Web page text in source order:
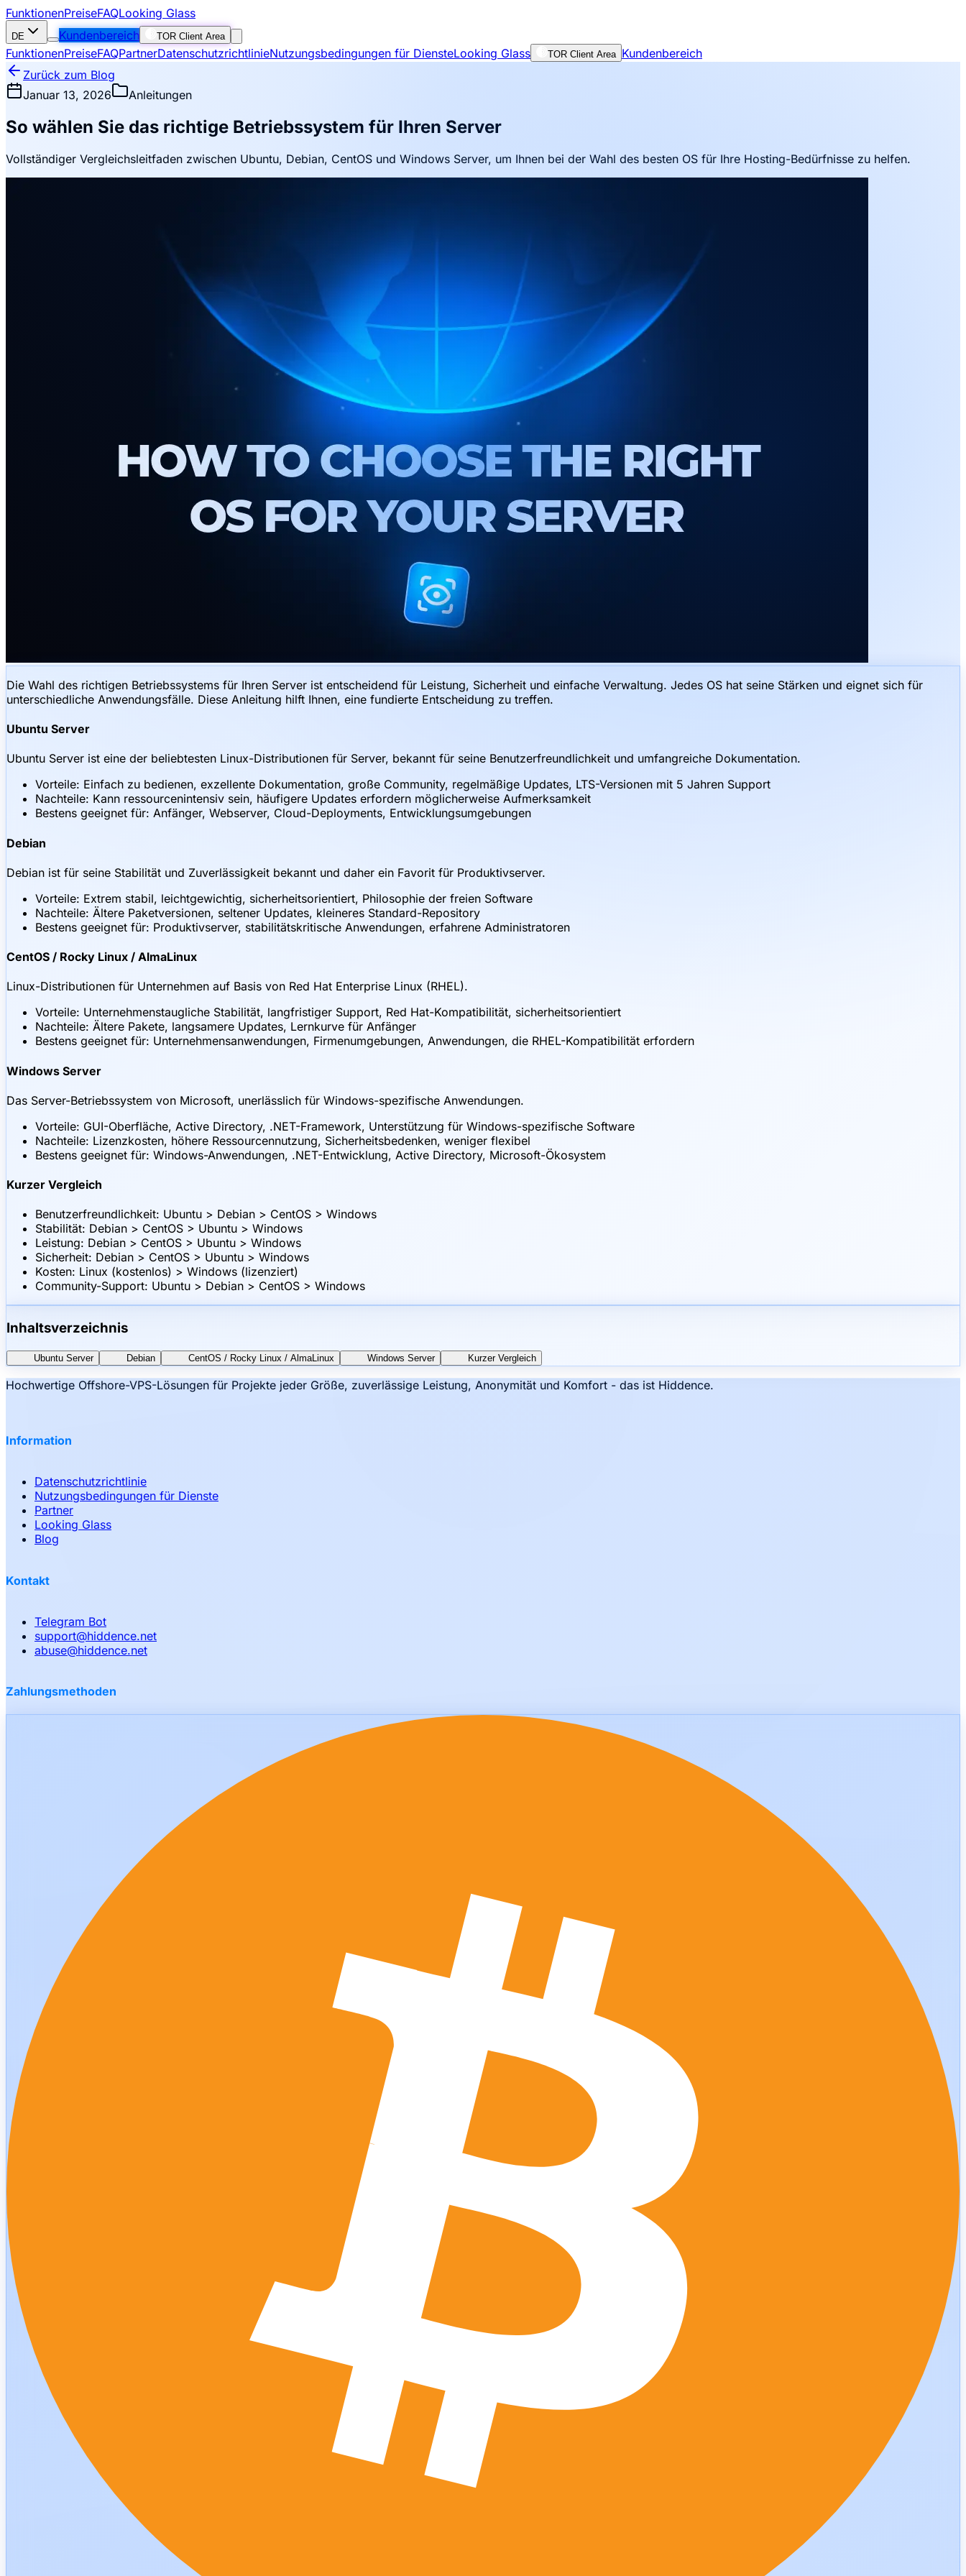
FunktionenPreiseFAQLooking Glass
DE Kundenbereich TOR Client Area
FunktionenPreiseFAQPartnerDatenschutzrichtlinieNutzungsbedingungen für DiensteLooking Glass TOR Client Area Kundenbereich
Zurück zum Blog
Januar 13, 2026
Anleitungen
So wählen Sie das richtige Betriebssystem für Ihren Server
Vollständiger Vergleichsleitfaden zwischen Ubuntu, Debian, CentOS und Windows Server, um Ihnen bei der Wahl des besten OS für Ihre Hosting-Bedürfnisse zu helfen.
Die Wahl des richtigen Betriebssystems für Ihren Server ist entscheidend für Leistung, Sicherheit und einfache Verwaltung. Jedes OS hat seine Stärken und eignet sich für
unterschiedliche Anwendungsfälle. Diese Anleitung hilft Ihnen, eine fundierte Entscheidung zu treffen.
Ubuntu Server
Ubuntu Server ist eine der beliebtesten Linux-Distributionen für Server, bekannt für seine Benutzerfreundlichkeit und umfangreiche Dokumentation.
Vorteile: Einfach zu bedienen, exzellente Dokumentation, große Community, regelmäßige Updates, LTS-Versionen mit 5 Jahren Support
Nachteile: Kann ressourcenintensiv sein, häufigere Updates erfordern möglicherweise Aufmerksamkeit
Bestens geeignet für: Anfänger, Webserver, Cloud-Deployments, Entwicklungsumgebungen
Debian
Debian ist für seine Stabilität und Zuverlässigkeit bekannt und daher ein Favorit für Produktivserver.
Vorteile: Extrem stabil, leichtgewichtig, sicherheitsorientiert, Philosophie der freien Software
Nachteile: Ältere Paketversionen, seltener Updates, kleineres Standard-Repository
Bestens geeignet für: Produktivserver, stabilitätskritische Anwendungen, erfahrene Administratoren
CentOS / Rocky Linux / AlmaLinux
Linux-Distributionen für Unternehmen auf Basis von Red Hat Enterprise Linux (RHEL).
Vorteile: Unternehmenstaugliche Stabilität, langfristiger Support, Red Hat-Kompatibilität, sicherheitsorientiert
Nachteile: Ältere Pakete, langsamere Updates, Lernkurve für Anfänger
Bestens geeignet für: Unternehmensanwendungen, Firmenumgebungen, Anwendungen, die RHEL-Kompatibilität erfordern
Windows Server
Das Server-Betriebssystem von Microsoft, unerlässlich für Windows-spezifische Anwendungen.
Vorteile: GUI-Oberfläche, Active Directory, .NET-Framework, Unterstützung für Windows-spezifische Software
Nachteile: Lizenzkosten, höhere Ressourcennutzung, Sicherheitsbedenken, weniger flexibel
Bestens geeignet für: Windows-Anwendungen, .NET-Entwicklung, Active Directory, Microsoft-Ökosystem
Kurzer Vergleich
Benutzerfreundlichkeit: Ubuntu > Debian > CentOS > Windows
Stabilität: Debian > CentOS > Ubuntu > Windows
Leistung: Debian > CentOS > Ubuntu > Windows
Sicherheit: Debian > CentOS > Ubuntu > Windows
Kosten: Linux (kostenlos) > Windows (lizenziert)
Community-Support: Ubuntu > Debian > CentOS > Windows
Inhaltsverzeichnis
Ubuntu Server Debian CentOS / Rocky Linux / AlmaLinux Windows Server Kurzer Vergleich
Hochwertige Offshore-VPS-Lösungen für Projekte jeder Größe, zuverlässige Leistung, Anonymität und Komfort - das ist Hiddence.
Information
Datenschutzrichtlinie
Nutzungsbedingungen für Dienste
Partner
Looking Glass
Blog
Kontakt
Telegram Bot
support@hiddence.net
abuse@hiddence.net
Zahlungsmethoden